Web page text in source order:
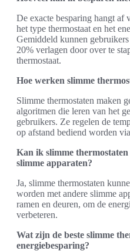
De exacte besparing hangt af
het type thermostaat en het
Gemiddeld kunnen
20% verlagen door over te
thermostaat.
Hoe werken slimme
Slimme thermostaten maken
algoritmen die leren van het
gebruikers. Ze regelen de
op afstand bediend worden
Kan ik slimme
slimme apparaten?
Ja, slimme thermostaten
worden met andere slimme
ramen en deuren, om de
verbeteren.
Wat zijn de beste slimme
energiebesparing?